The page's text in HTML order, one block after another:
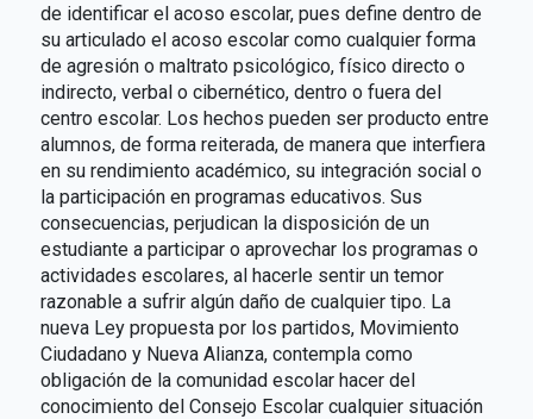
de identificar el acoso escolar, pues define dentro de
su articulado el acoso escolar como cualquier forma
de agresión o maltrato psicológico, físico directo o
indirecto, verbal o cibernético, dentro o fuera del
centro escolar. Los hechos pueden ser producto entre
alumnos, de forma reiterada, de manera que interfiera
en su rendimiento académico, su integración social o
la participación en programas educativos. Sus
consecuencias, perjudican la disposición de un
estudiante a participar o aprovechar los programas o
actividades escolares, al hacerle sentir un temor
razonable a sufrir algún daño de cualquier tipo. La
nueva Ley propuesta por los partidos, Movimiento
Ciudadano y Nueva Alianza, contempla como
obligación de la comunidad escolar hacer del
conocimiento del Consejo Escolar cualquier situación